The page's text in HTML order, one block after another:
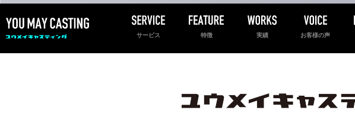
サービス 特徴 実績 お客様の声